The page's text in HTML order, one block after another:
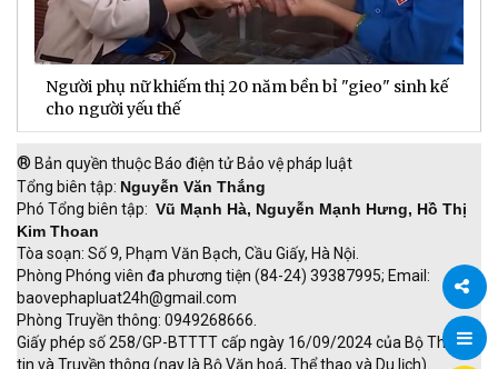
Chia
Doanh thu hoạt động DNSE tăng gần 60% trong 6
tháng đầu năm
® Bản quyền thuộc Báo điện tử Bảo vệ pháp luật
Tổng biên tập: Nguyễn Văn Thắng
Phó Tổng biên tập: Vũ Mạnh Hà, Nguyễn Mạnh Hưng, Hồ Thị
Kim Thoan
Tòa soạn: Số 9, Phạm Văn Bạch, Cầu Giấy, Hà Nội.
Phòng Phóng viên đa phương tiện (84-24) 39387995; Email:
baovephapluat24h@gmail.com
Phòng Truyền thông: 0949268666.
Giấy phép số 258/GP-BTTTT cấp ngày 16/09/2024 của Bộ Thông
tin và Truyền thông (nay là Bộ Văn hoá, Thể thao và Du lịch).